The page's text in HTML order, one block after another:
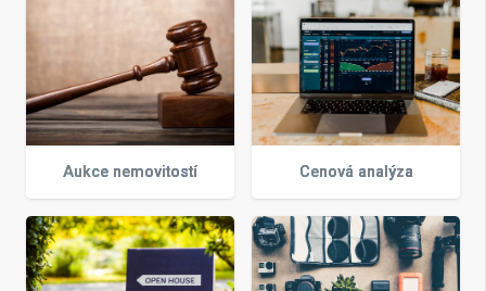
Aukce nemovitostí Cenová analýza